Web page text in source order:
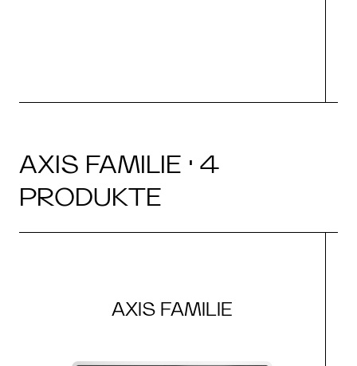
AXIS FAMILIE · 4
PRODUKTE
AXIS FAMILIE